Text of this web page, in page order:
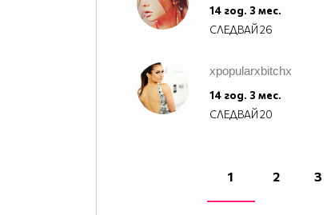
14 год. 3 мес.
СЛЕДВАЙ26
xpopularxbitchx
14 год. 3 мес.
СЛЕДВАЙ20
1 2 3